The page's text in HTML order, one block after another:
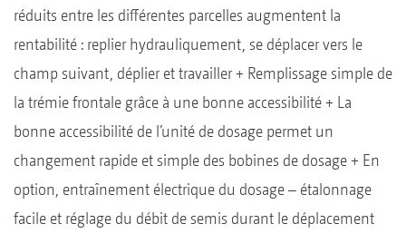
réduits entre les différentes parcelles augmentent la
rentabilité : replier hydrauliquement, se déplacer vers le
champ suivant, déplier et travailler + Remplissage simple de
la trémie frontale grâce à une bonne accessibilité + La
bonne accessibilité de l’unité de dosage permet un
changement rapide et simple des bobines de dosage + En
option, entraînement électrique du dosage – étalonnage
facile et réglage du débit de semis durant le déplacement